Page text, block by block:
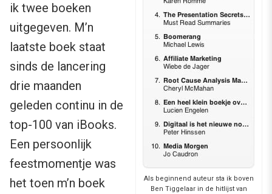
Als beginnend auteur sta ik boven
Ben Tiggelaar in de hitlijst van
ik twee boeken
uitgegeven. M’n
laatste boek staat
sinds de lancering
drie maanden
geleden continu in de
top-100 van iBooks.
Een persoonlijk
feestmomentje was
het toen m’n boek